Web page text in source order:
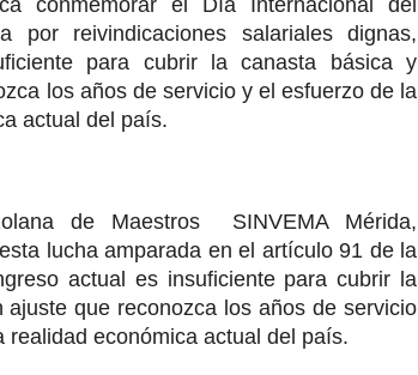
por reivindicaciones salariales dignas,
para cubrir la canasta básica y
los años de servicio y el esfuerzo de la
actual del país.
de Maestros  SINVEMA Mérida,
lucha amparada en el artículo 91 de la
actual es insuficiente para cubrir la
que reconozca los años de servicio
económica actual del país.